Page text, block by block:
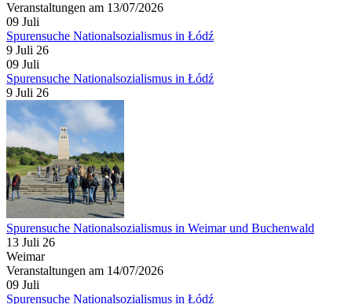
Veranstaltungen am 13/07/2026
09 Juli
Spurensuche Nationalsozialismus in Łódź
9 Juli 26
09 Juli
Spurensuche Nationalsozialismus in Łódź
9 Juli 26
Spurensuche Nationalsozialismus in Weimar und Buchenwald
13 Juli 26
Weimar
Veranstaltungen am 14/07/2026
09 Juli
Spurensuche Nationalsozialismus in Łódź